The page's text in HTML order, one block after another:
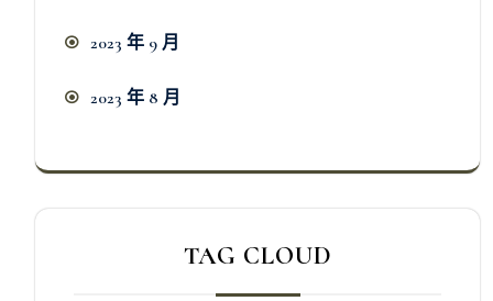
2023 年 9 月
2023 年 8 月
TAG CLOUD